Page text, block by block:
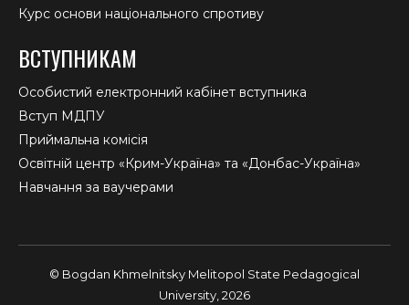
Курс основи національного спротиву
ВСТУПНИКАМ
Особистий електронний кабінет вступника
Вступ МДПУ
Приймальна комісія
Освітній центр «Крим-Україна» та «Донбас-Україна»
Навчання за ваучерами
© Bogdan Khmelnitsky Melitopol State Pedagogical
University, 2026